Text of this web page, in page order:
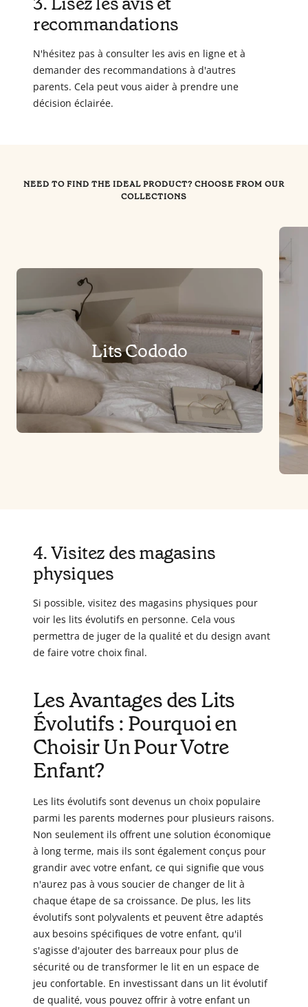
recommandations
N'hésitez pas à consulter les avis en ligne et à
demander des recommandations à d'autres
parents. Cela peut vous aider à prendre une
décision éclairée.
NEED TO FIND THE IDEAL PRODUCT? CHOOSE FROM OUR
COLLECTIONS
Lits Cododo
4. Visitez des magasins
physiques
Si possible, visitez des magasins physiques pour
voir les lits évolutifs en personne. Cela vous
permettra de juger de la qualité et du design avant
de faire votre choix final.
Les Avantages des Lits
Évolutifs : Pourquoi en
Choisir Un Pour Votre
Enfant?
Les lits évolutifs sont devenus un choix populaire
parmi les parents modernes pour plusieurs raisons.
Non seulement ils offrent une solution économique
à long terme, mais ils sont également conçus pour
grandir avec votre enfant, ce qui signifie que vous
n'aurez pas à vous soucier de changer de lit à
chaque étape de sa croissance. De plus, les lits
évolutifs sont polyvalents et peuvent être adaptés
aux besoins spécifiques de votre enfant, qu'il
s'agisse d'ajouter des barreaux pour plus de
sécurité ou de transformer le lit en un espace de
jeu confortable. En investissant dans un lit évolutif
de qualité, vous pouvez offrir à votre enfant un